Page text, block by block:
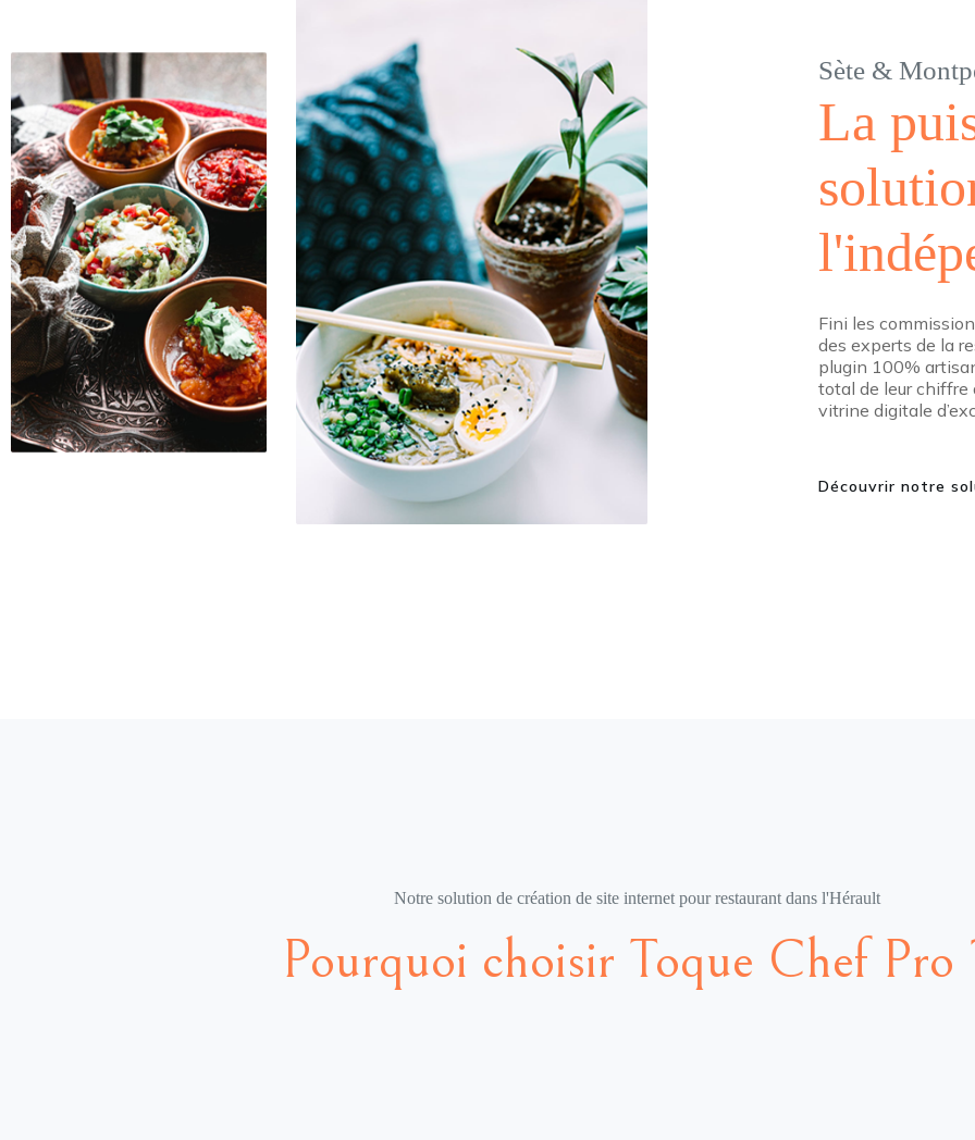
Sète &
La
Fini les
des experts de la
plugin 100%
total de leur chiffre
vitrine digitale
Découvrir notre
Notre solution de création de site internet pour restaurant dans l'Hérault
Pourquoi choisir Toque Chef Pro